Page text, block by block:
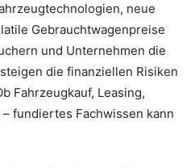
neue
Gebrauchtwagenpreise
und Unternehmen die
die finanziellen Risiken
Fahrzeugkauf, Leasing,
fundiertes Fachwissen kann